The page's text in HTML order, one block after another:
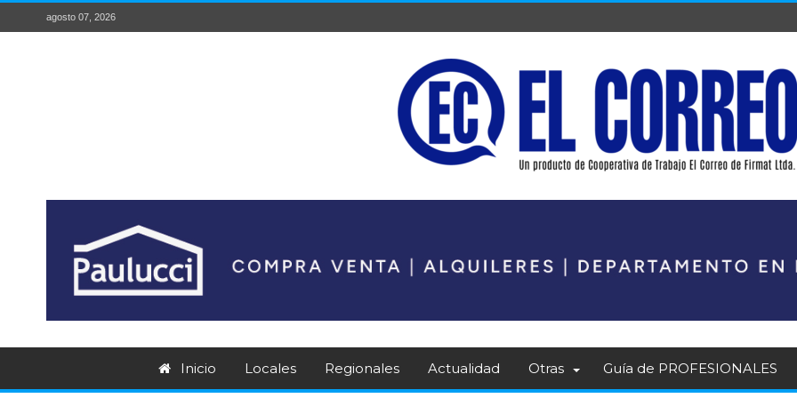
agosto 07, 2026
Inicio Locales Regionales Actualidad Otras Guía de PROFESIONALES